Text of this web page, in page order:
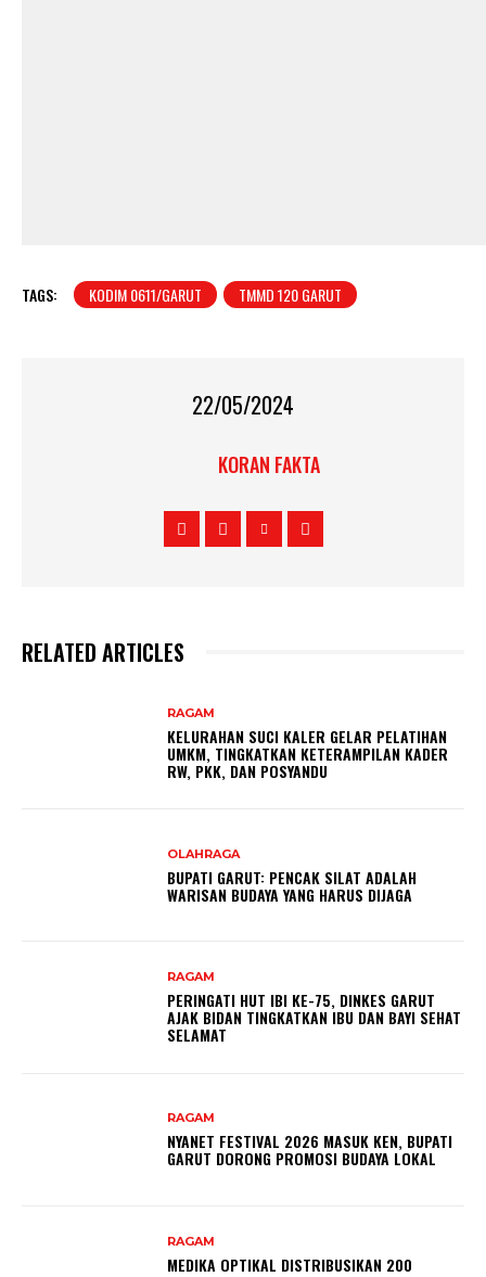
TAGS: KODIM 0611/GARUT TMMD 120 GARUT
22/05/2024
KORAN FAKTA
RELATED ARTICLES
RAGAM
KELURAHAN SUCI KALER GELAR PELATIHAN
UMKM, TINGKATKAN KETERAMPILAN KADER
RW, PKK, DAN POSYANDU
OLAHRAGA
BUPATI GARUT: PENCAK SILAT ADALAH
WARISAN BUDAYA YANG HARUS DIJAGA
RAGAM
PERINGATI HUT IBI KE-75, DINKES GARUT
AJAK BIDAN TINGKATKAN IBU DAN BAYI SEHAT
SELAMAT
RAGAM
NYANET FESTIVAL 2026 MASUK KEN, BUPATI
GARUT DORONG PROMOSI BUDAYA LOKAL
RAGAM
MEDIKA OPTIKAL DISTRIBUSIKAN 200